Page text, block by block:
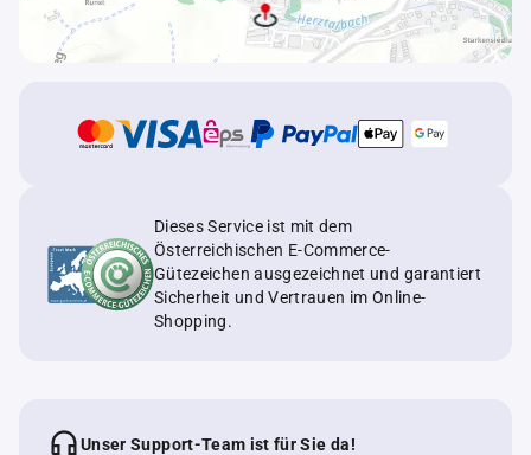
Dieses Service ist mit dem
Österreichischen E-Commerce-
Gütezeichen ausgezeichnet und garantiert
Sicherheit und Vertrauen im Online-
Shopping.
Unser Support-Team ist für Sie da!